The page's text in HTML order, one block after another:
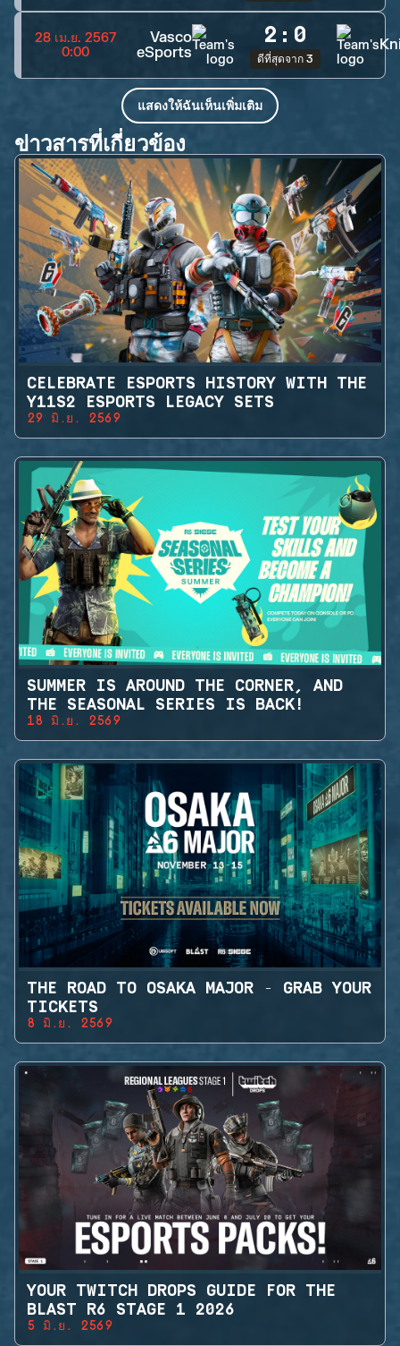
28 เม.ย. 2567
0:00
Vasco
eSports
2 : 0
ดีที่สุดจาก 3
แสดงให้ฉันเห็นเพิ่มเติม
ข่าวสารที่เกี่ยวข้อง
CELEBRATE ESPORTS HISTORY WITH THE
Y11S2 ESPORTS LEGACY SETS
29 มิ.ย. 2569
SUMMER IS AROUND THE CORNER, AND
THE SEASONAL SERIES IS BACK!
18 มิ.ย. 2569
THE ROAD TO OSAKA MAJOR - GRAB YOUR
TICKETS
8 มิ.ย. 2569
YOUR TWITCH DROPS GUIDE FOR THE
BLAST R6 STAGE 1 2026
5 มิ.ย. 2569